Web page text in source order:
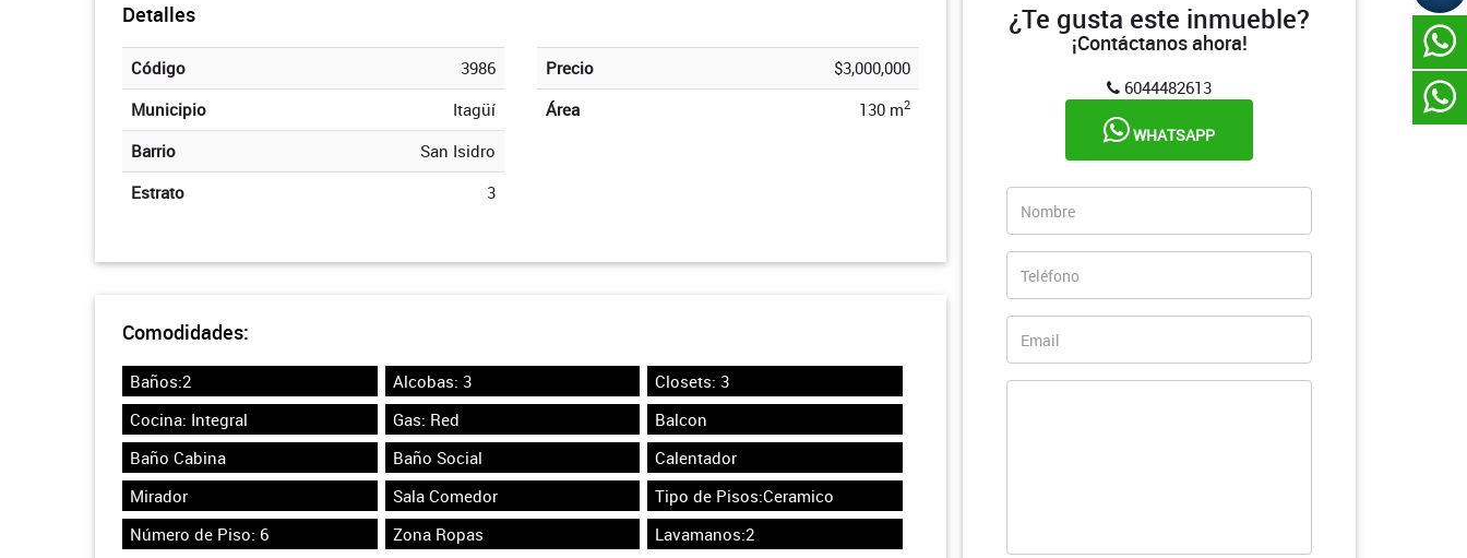
Detalles
Código
3986
Municipio
Itagüí
Barrio
San Isidro
Estrato
3
Precio
$3,000,000
Área
130 m2
Comodidades:
Baños:2 Alcobas: 3
Closets: 3
Cocina: Integral
Gas: Red
Balcon
Baño Cabina
Baño Social
Calentador
Mirador
Sala Comedor
Tipo de Pisos:Ceramico
Número de Piso: 6
Zona Ropas Lavamanos:2
¿Te gusta este inmueble?
¡Contáctanos ahora!
6044482613
WHATSAPP